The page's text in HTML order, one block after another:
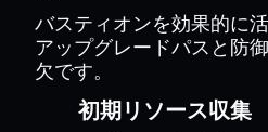
バスティオンを効果的に
アップグレードパスと防
欠です。
初期リソース収集